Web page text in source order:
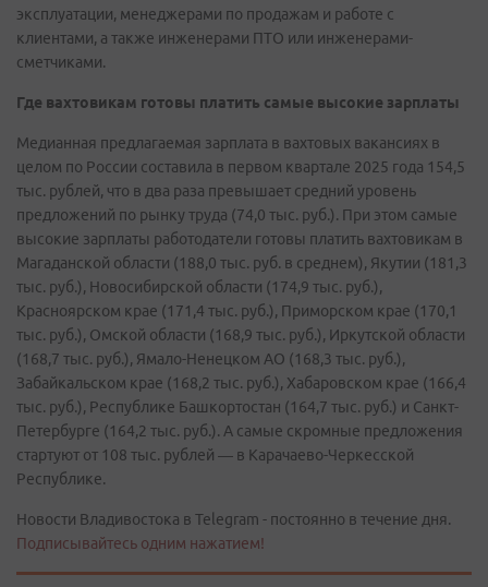
эксплуатации, менеджерами по продажам и работе с
клиентами, а также инженерами ПТО или инженерами-
сметчиками.
Где вахтовикам готовы платить самые высокие зарплаты
Медианная предлагаемая зарплата в вахтовых вакансиях в
целом по России составила в первом квартале 2025 года 154,5
тыс. рублей, что в два раза превышает средний уровень
предложений по рынку труда (74,0 тыс. руб.). При этом самые
высокие зарплаты работодатели готовы платить вахтовикам в
Магаданской области (188,0 тыс. руб. в среднем), Якутии (181,3
тыс. руб.), Новосибирской области (174,9 тыс. руб.),
Красноярском крае (171,4 тыс. руб.), Приморском крае (170,1
тыс. руб.), Омской области (168,9 тыс. руб.), Иркутской области
(168,7 тыс. руб.), Ямало-Ненецком АО (168,3 тыс. руб.),
Забайкальском крае (168,2 тыс. руб.), Хабаровском крае (166,4
тыс. руб.), Республике Башкортостан (164,7 тыс. руб.) и Санкт-
Петербурге (164,2 тыс. руб.). А самые скромные предложения
стартуют от 108 тыс. рублей — в Карачаево-Черкесской
Республике.
Новости Владивостока в Telegram - постоянно в течение дня.
Подписывайтесь одним нажатием!